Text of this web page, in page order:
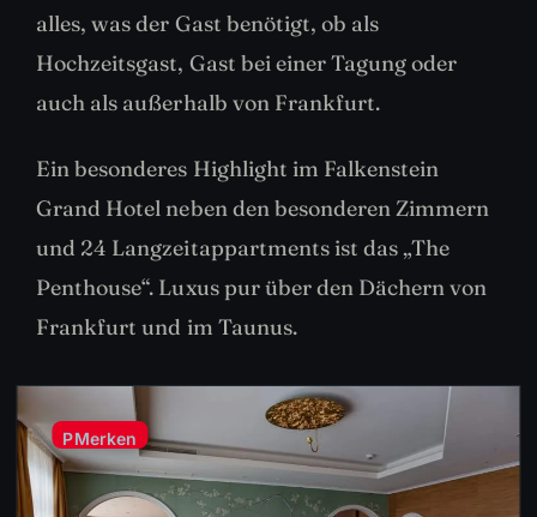
alles, was der Gast benötigt, ob als
Hochzeitsgast, Gast bei einer Tagung oder
auch als außerhalb von Frankfurt.
Ein besonderes Highlight im Falkenstein
Grand Hotel neben den besonderen Zimmern
und 24 Langzeitappartments ist das „The
Penthouse“. Luxus pur über den Dächern von
Frankfurt und im Taunus.
PMerken